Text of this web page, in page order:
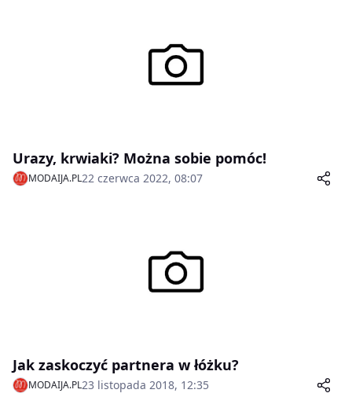
Urazy, krwiaki? Można sobie pomóc!
MODAIJA.PL22 czerwca 2022, 08:07
Jak zaskoczyć partnera w łóżku?
MODAIJA.PL23 listopada 2018, 12:35